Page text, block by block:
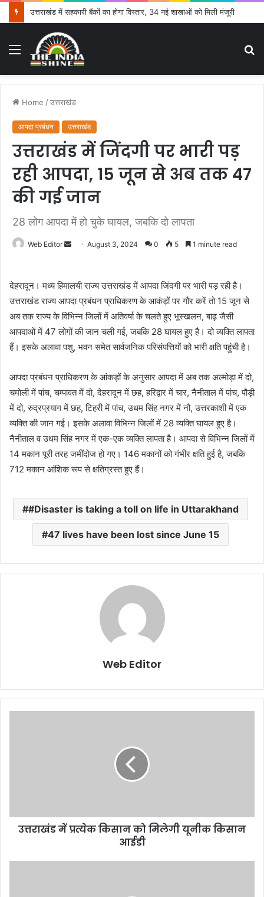
उत्तराखंड में सहकारी बैंकों का होगा विस्तार, 34 नई शाखाओं को मिली मंजूरी
Menu
Home /उत्तराखंड
आपदा प्रबंधन उत्तराखंड
उत्तराखंड में जिंदगी पर भारी पड़
रही आपदा, 15 जून से अब तक 47
की गई जान
28 लोग आपदा में हो चुके घायल, जबकि दो लापता
Web Editor
d
a
n
e
m
August 3, 2024 0 5 1 minute read
देहरादून। मध्य हिमालयी राज्य उत्तराखंड में आपदा जिंदगी पर भारी पड़ रही है।
उत्तराखंड राज्य आपदा प्रबंधन प्राधिकरण के आकंड़ों पर गौर करें तो 15 जून से
अब तक राज्य के विभिन्न जिलों में अतिवर्षा के चलते हुए भूस्खलन, बाढ़ जैसी
आपदाओं में 47 लोगों की जान चली गई, जबकि 28 घायल हुए है। दो व्यक्ति लापता
हैं। इसके अलावा पशु, भवन समेत सार्वजनिक परिसंपत्तियों को भारी क्षति पहुंची है।
आपदा प्रबंधन प्राधिकरण के आंकड़ों के अनुसार आपदा में अब तक अल्मोड़ा में दो,
चमोली में पांच, चम्पावत में दो, देहरादून में छह, हरिद्वार में चार, नैनीताल में पांच, पौड़ी
में दो, रुद्रप्रयाग में छह, टिहरी में पांच, उधम सिंह नगर में नौ, उत्तरकाशी में एक
व्यक्ति की जान गई। इसके अलावा विभिन्न जिलों में 28 व्यक्ति घायल हुए है।
नैनीताल व उधम सिंह नगर में एक-एक व्यक्ति लापता है। आपदा से विभिन्न जिलों में
14 मकान पूरी तरह जमींदोज हो गए। 146 मकानों को गंभीर क्षति हुई है, जबकि
712 मकान आंशिक रूप से क्षतिग्रस्त हुए हैं।
#Disaster is taking a toll on life in Uttarakhand
47 lives have been lost since June 15
Web Editor
उत्तराखंड में प्रत्येक किसान को मिलेगी यूनीक किसान
आईडी